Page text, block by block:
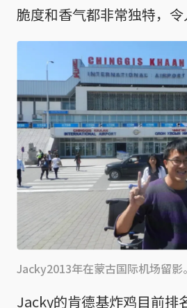
脆度和香气都非常独特，令
Jacky2013年在蒙古国际机场留
Jacky的肯德基炸鸡目前排